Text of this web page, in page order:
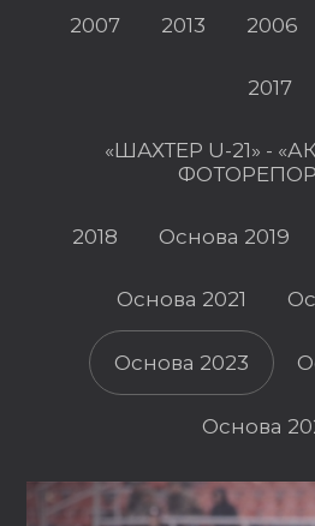
2007 2013 2006
2017
«ШАХТЕР U-21» -
2018 Основа 2019
Основа 2021
Основа 2023
Основа